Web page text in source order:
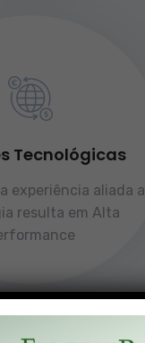
Tecnológicas
experiência aliada a
resulta em Alta